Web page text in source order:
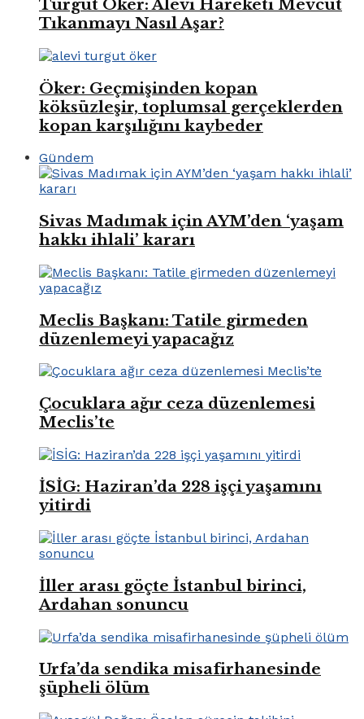
Turgut Öker: Alevi Hareketi Mevcut
Tıkanmayı Nasıl Aşar?
Öker: Geçmişinden kopan
köksüzleşir, toplumsal gerçeklerden
kopan karşılığını kaybeder
Gündem
Sivas Madımak için AYM’den ‘yaşam
hakkı ihlali’ kararı
Meclis Başkanı: Tatile girmeden
düzenlemeyi yapacağız
Çocuklara ağır ceza düzenlemesi
Meclis’te
İSİG: Haziran’da 228 işçi yaşamını
yitirdi
İller arası göçte İstanbul birinci,
Ardahan sonuncu
Urfa’da sendika misafirhanesinde
şüpheli ölüm